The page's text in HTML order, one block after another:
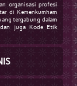
organisasi profesi
di Kemenkumham
tergabung dalam
juga Kode Etik